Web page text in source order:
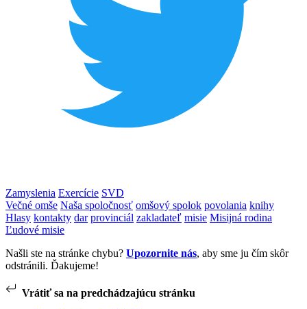
Zamyslenia Exercície SVD
Večné omše Naša spoločnosť omšový spolok povolania knihy
Hlasy kontakty dar provinciál zakladateľ misie Misijná rodina
Ľudové misie
Našli ste na stránke chybu? Upozornite nás, aby sme ju čím skôr
odstránili. Ďakujeme!
Vrátiť sa na predchádzajúcu stránku